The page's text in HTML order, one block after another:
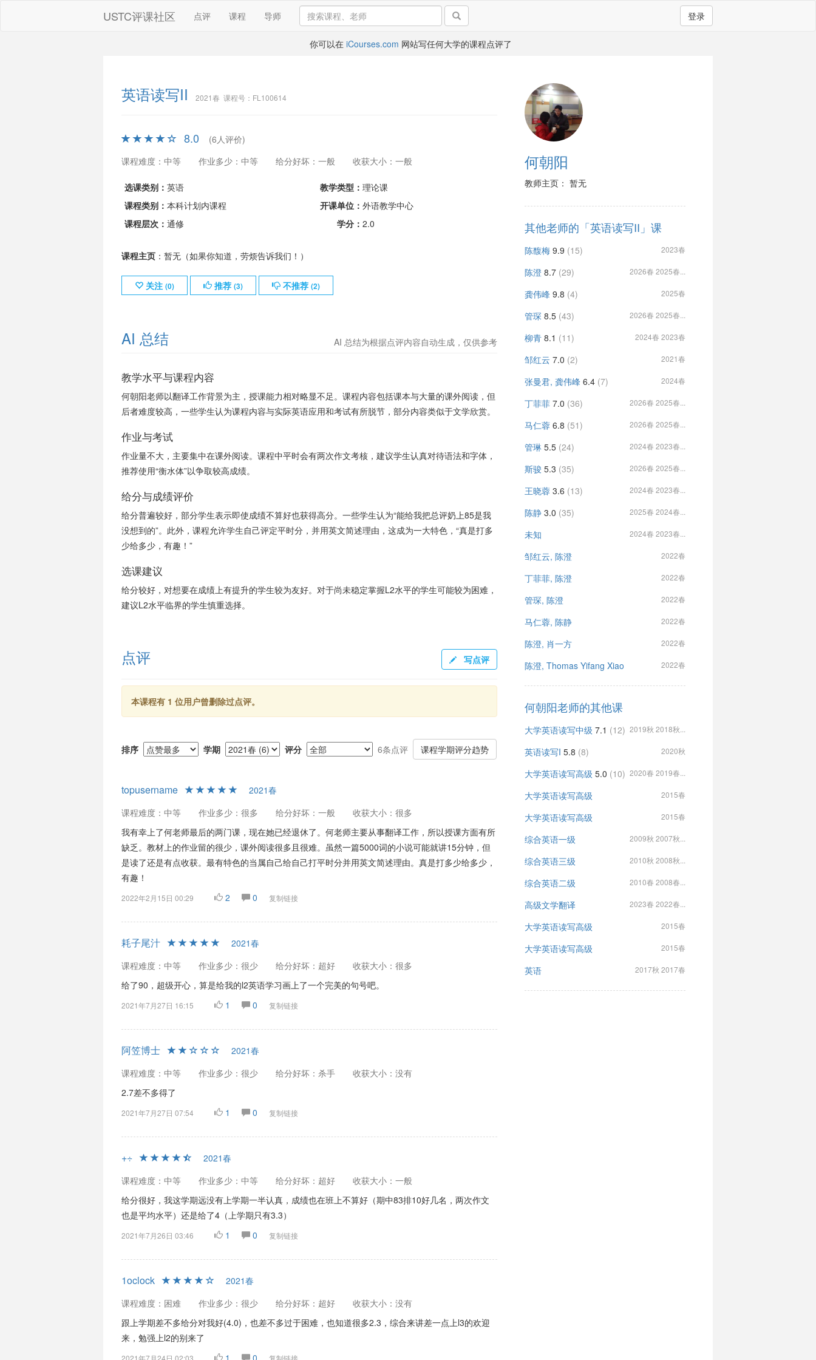
USTC评课社区 点评 课程 导师 登录
你可以在 iCourses.com 网站写任何大学的课程点评了
英语读写II 2021春 课程号：FL100614
8.0
(6人评价)
课程难度：中等
作业多少：中等 给分好坏：一般 收获大小：一般
选课类别： 英语 教学类型： 理论课
课程类别： 本科计划内课程 开课单位： 外语教学中心
课程层次： 通修 学分： 2.0
课程主页：暂无（如果你知道，劳烦告诉我们！）
关注 (0) 推荐 (3) 不推荐 (2)
AI 总结 AI 总结为根据点评内容自动生成，仅供参考
教学水平与课程内容
何朝阳老师以翻译工作背景为主，授课能力相对略显不足。课程内容包括课本与大量的课外阅读，但
后者难度较高，一些学生认为课程内容与实际英语应用和考试有所脱节，部分内容类似于文学欣赏。
作业与考试
作业量不大，主要集中在课外阅读。课程中平时会有两次作文考核，建议学生认真对待语法和字体，
推荐使用“衡水体”以争取较高成绩。
给分与成绩评价
给分普遍较好，部分学生表示即使成绩不算好也获得高分。一些学生认为“能给我把总评奶上85是我
没想到的”。此外，课程允许学生自己评定平时分，并用英文简述理由，这成为一大特色，“真是打多
少给多少，有趣！”
选课建议
给分较好，对想要在成绩上有提升的学生较为友好。对于尚未稳定掌握L2水平的学生可能较为困难，
建议L2水平临界的学生慎重选择。
点评 写点评
本课程有 1 位用户曾删除过点评。
排序 学期 评分 6条点评 课程学期评分趋势
topusername
2021春
课程难度：中等
作业多少：很多 给分好坏：一般
收获大小：很多
我有幸上了何老师最后的两门课，现在她已经退休了。何老师主要从事翻译工作，所以授课方面有所
缺乏。教材上的作业留的很少，课外阅读很多且很难。虽然一篇5000词的小说可能就讲15分钟，但
是读了还是有点收获。最有特色的当属自己给自己打平时分并用英文简述理由。真是打多少给多少，
有趣！
2022年2月15日 00:29 2 0 复制链接
耗子尾汁
2021春
课程难度：中等
作业多少：很少 给分好坏：超好
收获大小：很多
给了90，超级开心，算是给我的l2英语学习画上了一个完美的句号吧。
2021年7月27日 16:15 1 0 复制链接
阿笠博士
2021春
课程难度：中等
作业多少：很少 给分好坏：杀手
收获大小：没有
2.7差不多得了
2021年7月27日 07:54 1 0 复制链接
+÷
2021春
课程难度：中等
作业多少：中等 给分好坏：超好
收获大小：一般
给分很好，我这学期远没有上学期一半认真，成绩也在班上不算好（期中83排10好几名，两次作文
也是平均水平）还是给了4（上学期只有3.3）
2021年7月26日 03:46 1 0 复制链接
1oclock
2021春
课程难度：困难
作业多少：很少 给分好坏：超好
收获大小：没有
跟上学期差不多给分对我好(4.0)，也差不多过于困难，也知道很多2.3，综合来讲差一点上l3的欢迎
来，勉强上l2的别来了
2021年7月24日 02:03 1 0 复制链接
何朝阳
教师主页： 暂无
其他老师的「英语读写II」课
陈馥梅 9.9 (15) 2023春
陈澄 8.7 (29) 2026春 2025春...
龚伟峰 9.8 (4) 2025春
管琛 8.5 (43) 2026春 2025春...
柳青 8.1 (11) 2024春 2023春
邹红云 7.0 (2) 2021春
张曼君, 龚伟峰 6.4 (7) 2024春
丁菲菲 7.0 (36) 2026春 2025春...
马仁蓉 6.8 (51) 2026春 2025春...
管琳 5.5 (24) 2024春 2023春...
斯骏 5.3 (35) 2026春 2025春...
王晓蓉 3.6 (13) 2024春 2023春...
陈静 3.0 (35) 2025春 2024春...
未知 2024春 2023春...
邹红云, 陈澄 2022春
丁菲菲, 陈澄 2022春
管琛, 陈澄 2022春
马仁蓉, 陈静 2022春
陈澄, 肖一方 2022春
陈澄, Thomas Yifang Xiao 2022春
何朝阳老师的其他课
大学英语读写中级 7.1 (12) 2019秋 2018秋...
英语读写I 5.8 (8) 2020秋
大学英语读写高级 5.0 (10) 2020春 2019春...
大学英语读写高级 2015春
大学英语读写高级 2015春
综合英语一级 2009秋 2007秋...
综合英语三级 2010秋 2008秋...
综合英语二级 2010春 2008春...
高级文学翻译 2023春 2022春...
大学英语读写高级 2015春
大学英语读写高级 2015春
英语 2017秋 2017春